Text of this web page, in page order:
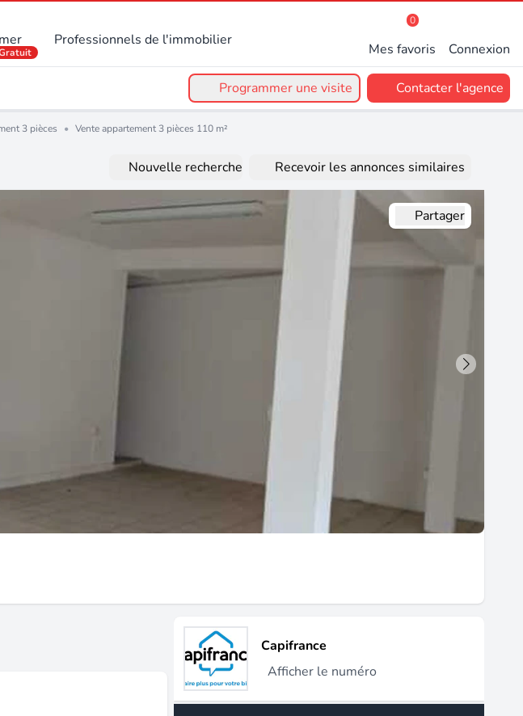
Professionnels de l'immobilier
0
Mes favoris Connexion
Programmer une visite Contacter l'agence
3 pièces • Vente appartement 3 pièces 110 m²
Nouvelle recherche Recevoir les annonces similaires
Partager
Capifrance
Afficher le numéro